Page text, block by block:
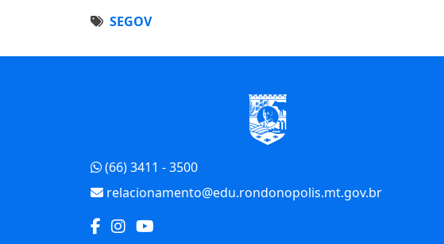
SEGOV
(66) 3411 - 3500
relacionamento@edu.rondonopolis.mt.gov.br